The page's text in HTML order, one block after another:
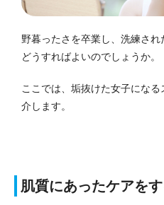
野暮ったさを卒業し、洗練され
どうすればよいのでしょうか。
ここでは、垢抜けた女子にな
介します。
肌質にあったケアを